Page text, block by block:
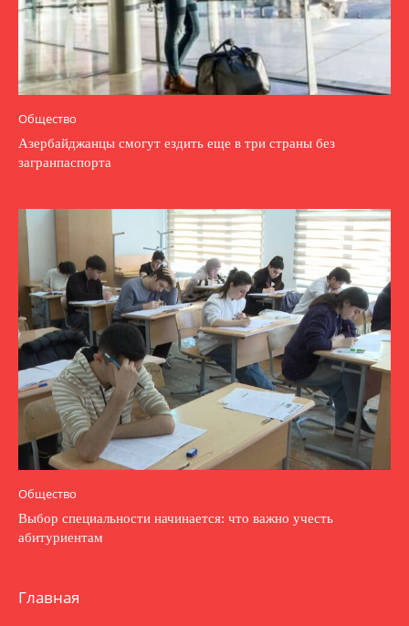
Общество
Азербайджанцы смогут ездить еще в три страны без
загранпаспорта
Общество
Выбор специальности начинается: что важно учесть
абитуриентам
Главная